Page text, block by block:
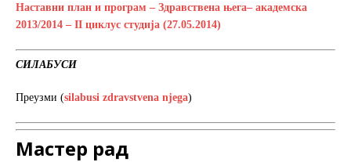
Наставни план и програм – Здравствена њега– академска
2013/2014 – II циклус студија (27.05.2014)
СИЛАБУСИ
Преузми (silabusi zdravstvena njega)
Мастер рад